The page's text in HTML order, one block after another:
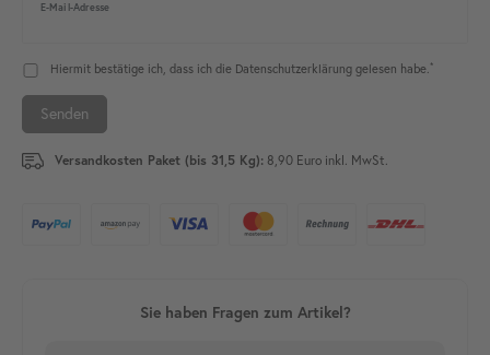
E-Mail-Adresse
Hiermit bestätige ich, dass ich die Daten­schutz­erklärung gelesen habe. *
Senden
Versandkosten Paket (bis 31,5 Kg): 8,90 Euro inkl. MwSt.